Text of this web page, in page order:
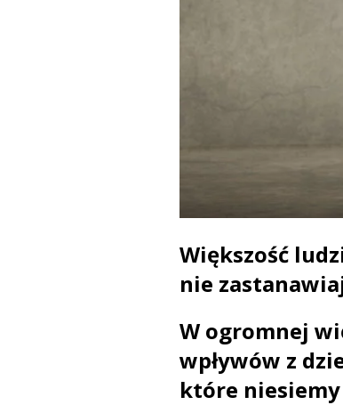
Większość
nie
W ogromnej
wpływów z
które niesiemy